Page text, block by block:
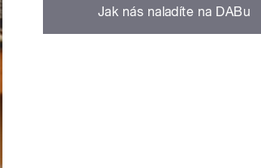
Jak nás naladíte na DABu